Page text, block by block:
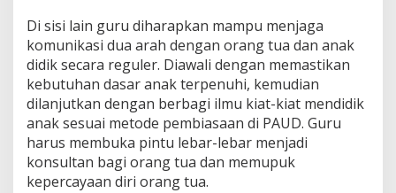
Di sisi lain guru diharapkan mampu menjaga
komunikasi dua arah dengan orang tua dan anak
didik secara reguler. Diawali dengan memastikan
kebutuhan dasar anak terpenuhi, kemudian
dilanjutkan dengan berbagi ilmu kiat-kiat mendidik
anak sesuai metode pembiasaan di PAUD. Guru
harus membuka pintu lebar-lebar menjadi
konsultan bagi orang tua dan memupuk
kepercayaan diri orang tua.